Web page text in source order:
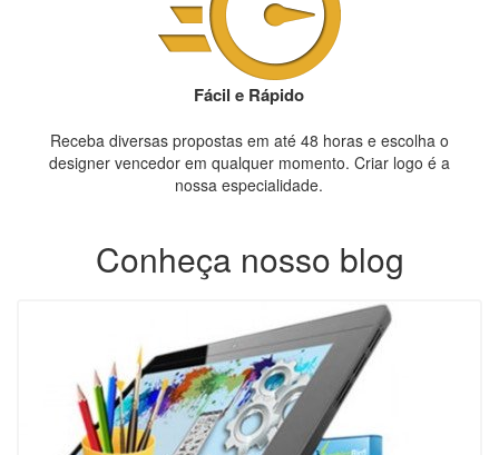
Fácil e Rápido
Receba diversas propostas em até 48 horas e escolha o
designer vencedor em qualquer momento. Criar logo é a
nossa especialidade.
Conheça nosso blog